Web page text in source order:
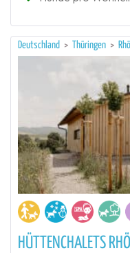
Deutschland > Thüringen >
HÜTTENCHALETS